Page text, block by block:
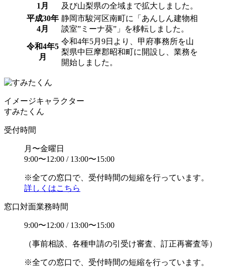
1月
及び山梨県の全域まで拡大しました。
平成30年
4月
静岡市駿河区南町に「あんしん建物相
談室”ミーナ葵”」を移転しました。
令和4年5
月
令和4年5月9日より、甲府事務所を山
梨県中巨摩郡昭和町に開設し、業務を
開始しました。
イメージキャラクター
すみたくん
受付時間
月〜金曜日
9:00〜12:00 / 13:00〜15:00
※全ての窓口で、受付時間の短縮を行っています。
詳しくはこちら
窓口対面業務時間
9:00〜12:00 / 13:00〜15:00
（事前相談、各種申請の引受け審査、訂正再審査等）
※全ての窓口で、受付時間の短縮を行っています。